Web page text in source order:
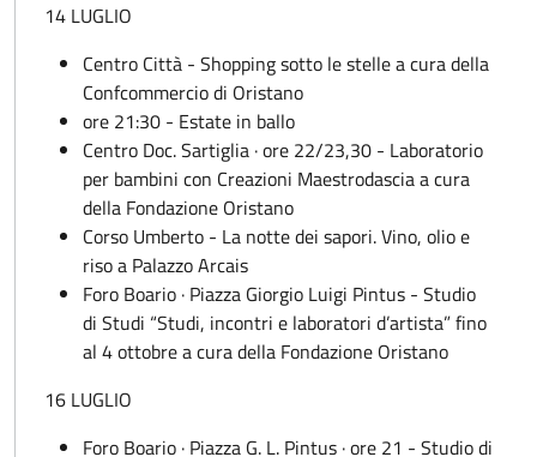
14 LUGLIO
Centro Città - Shopping sotto le stelle a cura della
Confcommercio di Oristano
ore 21:30 - Estate in ballo
Centro Doc. Sartiglia · ore 22/23,30 - Laboratorio
per bambini con Creazioni Maestrodascia a cura
della Fondazione Oristano
Corso Umberto - La notte dei sapori. Vino, olio e
riso a Palazzo Arcais
Foro Boario · Piazza Giorgio Luigi Pintus - Studio
di Studi “Studi, incontri e laboratori d’artista” fino
al 4 ottobre a cura della Fondazione Oristano
16 LUGLIO
Foro Boario · Piazza G. L. Pintus · ore 21 - Studio di